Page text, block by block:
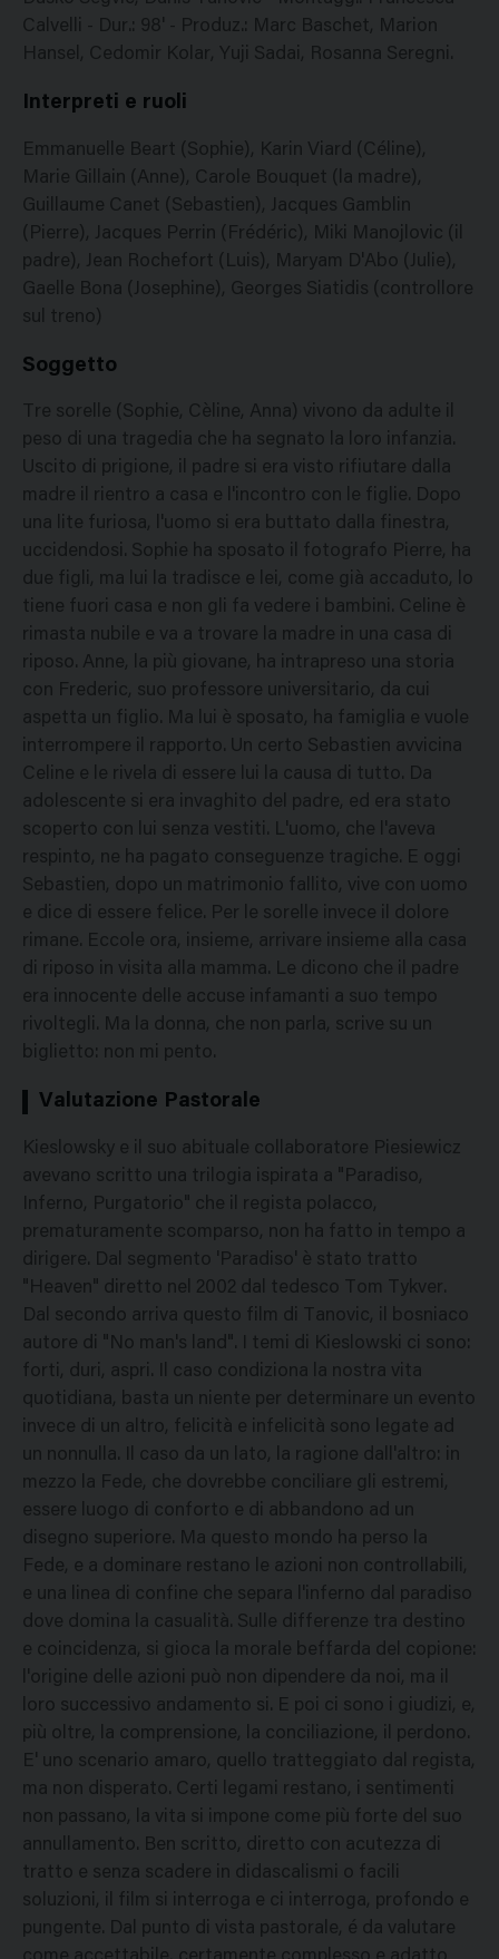
Calvelli - Dur.: 98' - Produz.: Marc Baschet, Marion
Hansel, Cedomir Kolar, Yuji Sadai, Rosanna Seregni.
Interpreti e ruoli
Emmanuelle Beart (Sophie), Karin Viard (Céline),
Marie Gillain (Anne), Carole Bouquet (la madre),
Guillaume Canet (Sebastien), Jacques Gamblin
(Pierre), Jacques Perrin (Frédéric), Miki Manojlovic (il
padre), Jean Rochefort (Luis), Maryam D'Abo (Julie),
Gaelle Bona (Josephine), Georges Siatidis (controllore
sul treno)
Soggetto
Tre sorelle (Sophie, Cèline, Anna) vivono da adulte il
peso di una tragedia che ha segnato la loro infanzia.
Uscito di prigione, il padre si era visto rifiutare dalla
madre il rientro a casa e l'incontro con le figlie. Dopo
una lite furiosa, l'uomo si era buttato dalla finestra,
uccidendosi. Sophie ha sposato il fotografo Pierre, ha
due figli, ma lui la tradisce e lei, come già accaduto, lo
tiene fuori casa e non gli fa vedere i bambini. Celine è
rimasta nubile e va a trovare la madre in una casa di
riposo. Anne, la più giovane, ha intrapreso una storia
con Frederic, suo professore universitario, da cui
aspetta un figlio. Ma lui è sposato, ha famiglia e vuole
interrompere il rapporto. Un certo Sebastien avvicina
Celine e le rivela di essere lui la causa di tutto. Da
adolescente si era invaghito del padre, ed era stato
scoperto con lui senza vestiti. L'uomo, che l'aveva
respinto, ne ha pagato conseguenze tragiche. E oggi
Sebastien, dopo un matrimonio fallito, vive con uomo
e dice di essere felice. Per le sorelle invece il dolore
rimane. Eccole ora, insieme, arrivare insieme alla casa
di riposo in visita alla mamma. Le dicono che il padre
era innocente delle accuse infamanti a suo tempo
rivoltegli. Ma la donna, che non parla, scrive su un
biglietto: non mi pento.
Valutazione Pastorale
Kieslowsky e il suo abituale collaboratore Piesiewicz
avevano scritto una trilogia ispirata a "Paradiso,
Inferno, Purgatorio" che il regista polacco,
prematuramente scomparso, non ha fatto in tempo a
dirigere. Dal segmento 'Paradiso' è stato tratto
"Heaven" diretto nel 2002 dal tedesco Tom Tykver.
Dal secondo arriva questo film di Tanovic, il bosniaco
autore di "No man's land". I temi di Kieslowski ci sono:
forti, duri, aspri. Il caso condiziona la nostra vita
quotidiana, basta un niente per determinare un evento
invece di un altro, felicità e infelicità sono legate ad
un nonnulla. Il caso da un lato, la ragione dall'altro: in
mezzo la Fede, che dovrebbe conciliare gli estremi,
essere luogo di conforto e di abbandono ad un
disegno superiore. Ma questo mondo ha perso la
Fede, e a dominare restano le azioni non controllabili,
e una linea di confine che separa l'inferno dal paradiso
dove domina la casualità. Sulle differenze tra destino
e coincidenza, si gioca la morale beffarda del copione:
l'origine delle azioni può non dipendere da noi, ma il
loro successivo andamento si. E poi ci sono i giudizi, e,
più oltre, la comprensione, la conciliazione, il perdono.
E' uno scenario amaro, quello tratteggiato dal regista,
ma non disperato. Certi legami restano, i sentimenti
non passano, la vita si impone come più forte del suo
annullamento. Ben scritto, diretto con acutezza di
tratto e senza scadere in didascalismi o facili
soluzioni, il film si interroga e ci interroga, profondo e
pungente. Dal punto di vista pastorale, é da valutare